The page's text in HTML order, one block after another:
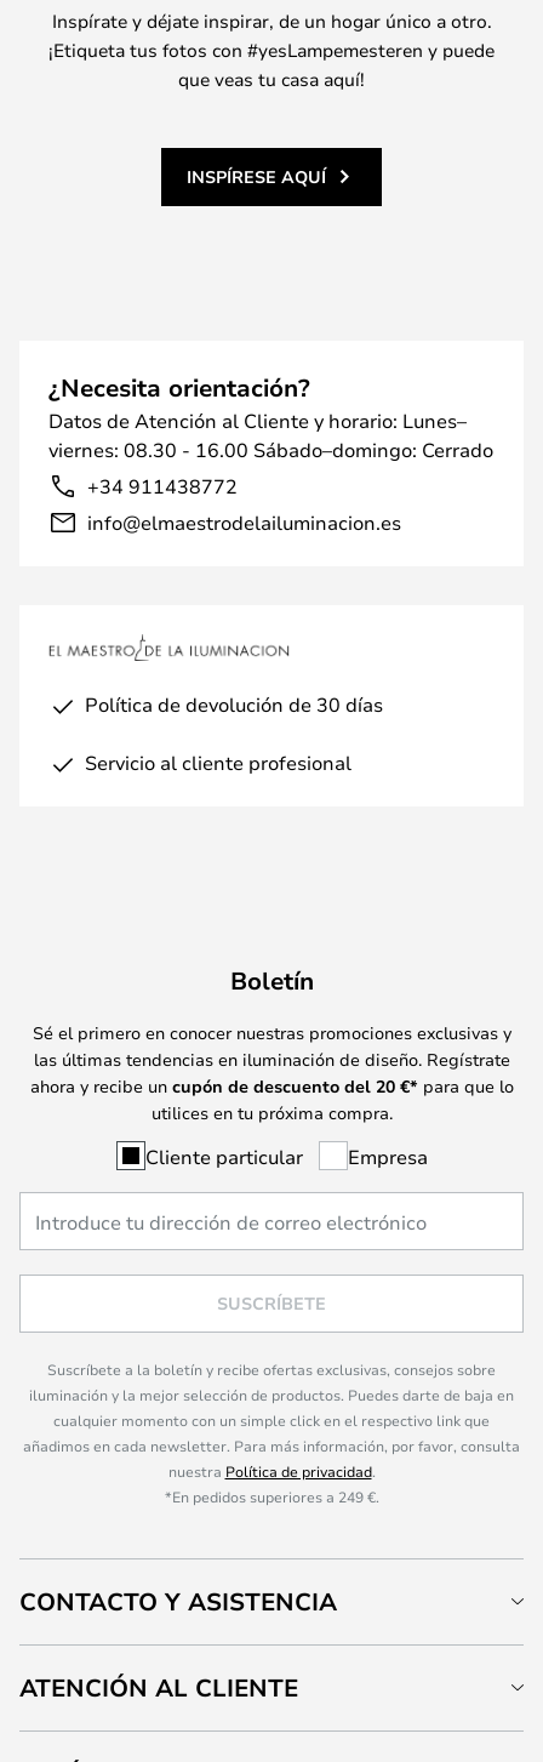
Inspírate y déjate inspirar, de un hogar único a otro.
¡Etiqueta tus fotos con #yesLampemesteren y puede
que veas tu casa aquí!
INSPÍRESE AQUÍ
¿Necesita orientación?
Datos de Atención al Cliente y horario: Lunes–
viernes: 08.30 - 16.00 Sábado–domingo: Cerrado
+34 911438772
info@elmaestrodelailuminacion.es
Política de devolución de 30 días
Servicio al cliente profesional
Boletín
Sé el primero en conocer nuestras promociones exclusivas y
las últimas tendencias en iluminación de diseño. Regístrate
ahora y recibe un cupón de descuento del 20 €* para que lo
utilices en tu próxima compra.
Cliente particular Empresa
SUSCRÍBETE
Suscríbete a la boletín y recibe ofertas exclusivas, consejos sobre
iluminación y la mejor selección de productos. Puedes darte de baja en
cualquier momento con un simple click en el respectivo link que
añadimos en cada newsletter. Para más información, por favor, consulta
nuestra Política de privacidad.
*En pedidos superiores a 249 €.
CONTACTO Y ASISTENCIA
ATENCIÓN AL CLIENTE